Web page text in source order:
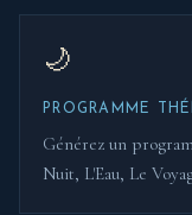
🌙
PROGRAMME
Générez un
Nuit, L'Eau, Le